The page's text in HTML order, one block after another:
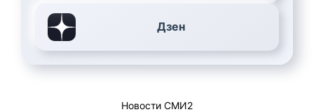
Дзен
Новости СМИ2